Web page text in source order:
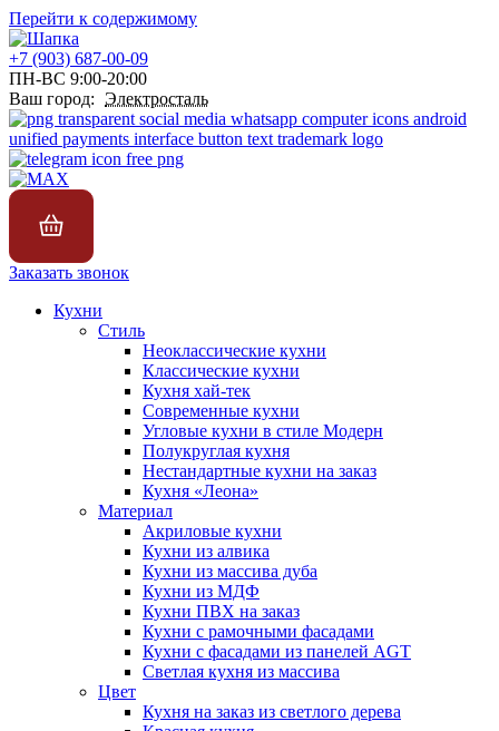
Перейти к содержимому
+7 (903) 687-00-09
ПН-ВС 9:00-20:00
Ваш город: Электросталь
Заказать звонок
Кухни
Стиль
Неоклассические кухни
Классические кухни
Кухня хай-тек
Современные кухни
Угловые кухни в стиле Модерн
Полукруглая кухня
Нестандартные кухни на заказ
Кухня «Леона»
Материал
Акриловые кухни
Кухни из алвика
Кухни из массива дуба
Кухни из МДФ
Кухни ПВХ на заказ
Кухни с рамочными фасадами
Кухни с фасадами из панелей AGT
Светлая кухня из массива
Цвет
Кухня на заказ из светлого дерева